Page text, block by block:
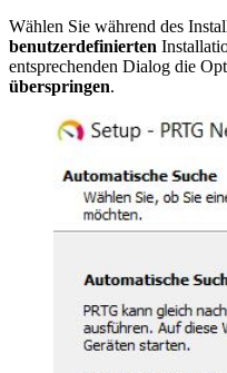
Wählen Sie während des
benutzerdefinierten
entsprechenden Dialog die
überspringen.